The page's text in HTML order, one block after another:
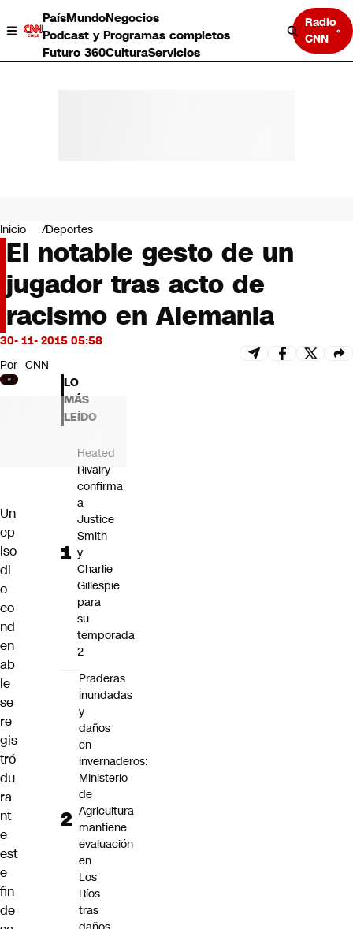
PaísMundoNegocios
Podcast y Programas completos
Futuro 360CulturaServicios
Radio
CNN
Negocios
Deportes
Programas completos
Cultura
Servicios
Bits
CNN tiempo
Futuro 360
Opinión
Inicio Deportes
El notable gesto de un
jugador tras acto de
racismo en Alemania
30- 11- 2015 05:58
Por CNN
Un
ep
iso
di
o
co
nd
en
ab
le
se
re
gis
tró
du
ra
nt
e
est
e
fin
de
LO
MÁS
LEÍDO
Heated
Rivalry
confirma
a
Justice
Smith
y
Charlie
Gillespie
para
su
temporada
2
Praderas
inundadas
y
daños
en
invernaderos:
Ministerio
de
Agricultura
mantiene
evaluación
en
Los
Ríos
tras